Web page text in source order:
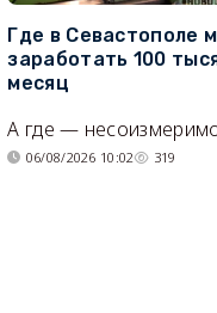
Где в Севастополе
заработать 100
месяц
А где —
06/08/2026 10:02 319